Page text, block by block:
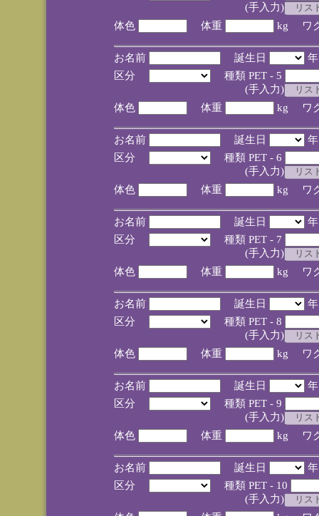
(手入力)
体色
体重 kg ワ
お名前 誕生日
区分
種類 PET - 5
(手入力)
体色
体重 kg ワ
お名前 誕生日
区分
種類 PET - 6
(手入力)
体色
体重 kg ワ
お名前 誕生日
区分
種類 PET - 7
(手入力)
体色
体重 kg ワ
お名前 誕生日
区分
種類 PET - 8
(手入力)
体色
体重 kg ワ
お名前 誕生日
区分
種類 PET - 9
(手入力)
体色
体重 kg ワ
お名前 誕生日
区分
種類 PET - 10
(手入力)